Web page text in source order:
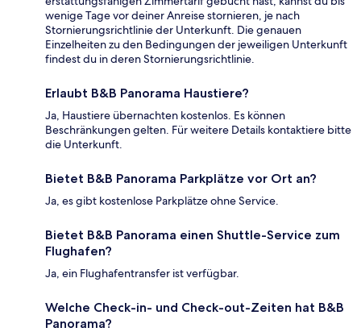
wenige Tage vor deiner Anreise stornieren, je nach
Stornierungsrichtlinie der Unterkunft. Die genauen
Einzelheiten zu den Bedingungen der jeweiligen Unterkunft
findest du in deren Stornierungsrichtlinie.
Erlaubt B&B Panorama Haustiere?
Ja, Haustiere übernachten kostenlos. Es können
Beschränkungen gelten. Für weitere Details kontaktiere bitte
die Unterkunft.
Bietet B&B Panorama Parkplätze vor Ort an?
Ja, es gibt kostenlose Parkplätze ohne Service.
Bietet B&B Panorama einen Shuttle-Service zum
Flughafen?
Ja, ein Flughafentransfer ist verfügbar.
Welche Check-in- und Check-out-Zeiten hat B&B
Panorama?